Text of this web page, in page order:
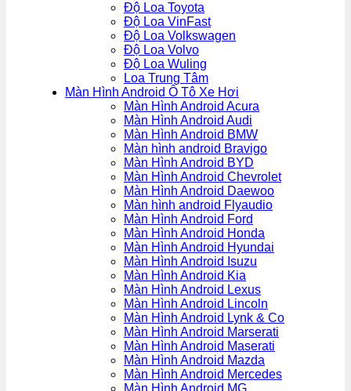
Độ Loa Toyota
Độ Loa VinFast
Độ Loa Volkswagen
Độ Loa Volvo
Độ Loa Wuling
Loa Trung Tâm
Màn Hình Android Ô Tô Xe Hơi
Màn Hình Android Acura
Màn Hình Android Audi
Màn Hình Android BMW
Màn hình android Bravigo
Màn Hình Android BYD
Màn Hình Android Chevrolet
Màn Hình Android Daewoo
Màn hình android Flyaudio
Màn Hình Android Ford
Màn Hình Android Honda
Màn Hình Android Hyundai
Màn Hình Android Isuzu
Màn Hình Android Kia
Màn Hình Android Lexus
Màn Hình Android Lincoln
Màn Hình Android Lynk & Co
Màn Hình Android Marserati
Màn Hình Android Maserati
Màn Hình Android Mazda
Màn Hình Android Mercedes
Màn Hình Android MG